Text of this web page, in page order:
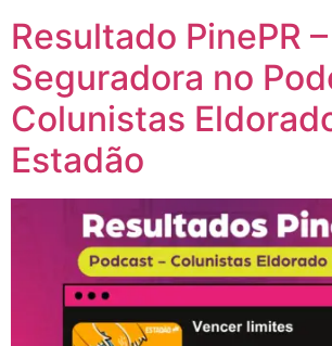
Resultado PinePR
Seguradora no
Colunistas
Estadão